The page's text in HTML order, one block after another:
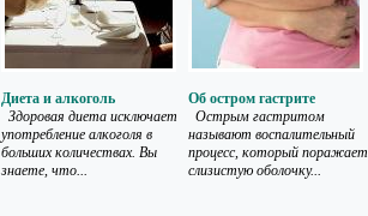
Диета и алкоголь
Здоровая диета исключает
употребление алкоголя в
больших количествах. Вы
знаете, что...
Об остром гастрите
Острым гастритом
называют воспалительный
процесс, который поражает
слизистую оболочку...